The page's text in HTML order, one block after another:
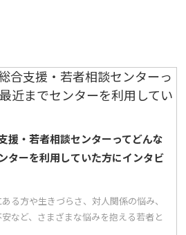
援・若者相談センターってどんな
ターを利用していた方にインタビ
る方や生きづらさ、対人関係の悩み、
など、さまざまな悩みを抱える若者と